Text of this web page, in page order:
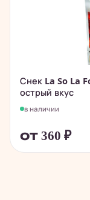
Снек La So La
острый вкус
в наличии
от 360 ₽